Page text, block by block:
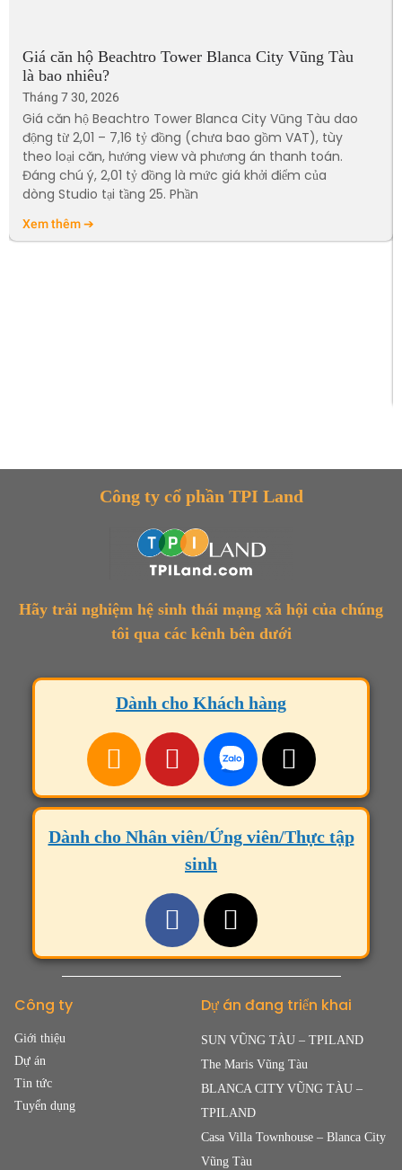
Giá căn hộ Beachtro Tower Blanca City Vũng Tàu
là bao nhiêu?
Tháng 7 30, 2026
Giá căn hộ Beachtro Tower Blanca City Vũng Tàu dao
động từ 2,01 – 7,16 tỷ đồng (chưa bao gồm VAT), tùy
theo loại căn, hướng view và phương án thanh toán.
Đáng chú ý, 2,01 tỷ đồng là mức giá khởi điểm của
dòng Studio tại tầng 25. Phần
Xem thêm ➔
Công ty cổ phần TPI Land
Hãy trải nghiệm hệ sinh thái mạng xã hội của chúng
tôi qua các kênh bên dưới
Dành cho Khách hàng
Dành cho Nhân viên/Ứng viên/Thực tập
sinh
Công ty
Giới thiệu
Dự án
Tin tức
Tuyển dụng
Dự án đang triển khai
SUN VŨNG TÀU – TPILAND
The Maris Vũng Tàu
BLANCA CITY VŨNG TÀU –
TPILAND
Casa Villa Townhouse – Blanca City
Vũng Tàu